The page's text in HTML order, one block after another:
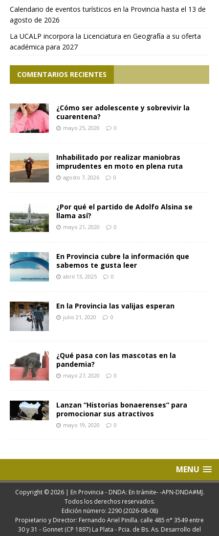
Calendario de eventos turísticos en la Provincia hasta el 13 de
agosto de 2026
La UCALP incorpora la Licenciatura en Geografía a su oferta
académica para 2027
COMENTARIOS RECIENTES
¿Cómo ser adolescente y sobrevivir la
cuarentena?
mayo 25, 2020 0
Inhabilitado por realizar maniobras
imprudentes en moto en plena ruta
agosto 7, 2026 0
¿Por qué el partido de Adolfo Alsina se
llama así?
mayo 21, 2020 0
En Provincia cubre la información que
sabemos te gusta leer
abril 13, 2025 0
En la Provincia las valijas esperan
julio 21, 2020 0
¿Qué pasa con las mascotas en la
pandemia?
mayo 27, 2020 0
Lanzan “Historias bonaerenses” para
promocionar sus atractivos
mayo 19, 2020 0
MENU
Copyright © 2026 | En Provincia - DNDA: En trámite- -APN-DNDA#MJ.
Todos los derechos reservados.
Edición número: 2290 (2026-08-08)
Propietario y Director: Fernando Ariel Pinilla. calle 485 n° 3549 entre
30 y 31 - Gonnet (CP 1897) La Plata - Pcia. de Bs. As. Desarrollo del